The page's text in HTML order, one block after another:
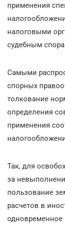
применения
налоговыми
судебным
Самыми
спорных
толкование
определения
применения
Так, для
за
пользование
расчетов в
одновременное